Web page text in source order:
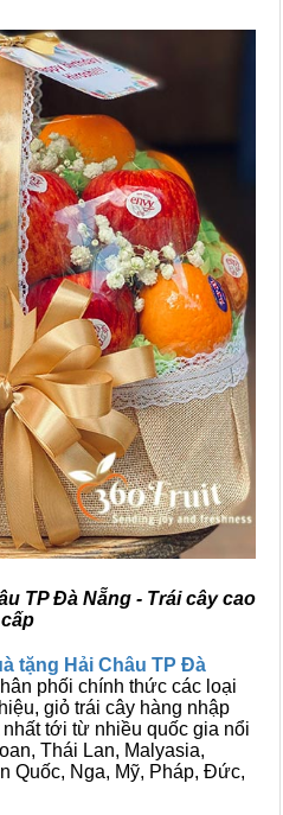
TP Đà Nẵng - Trái cây cao
cấp
tặng Hải Châu TP Đà
phối chính thức các loại
giỏ trái cây hàng nhập
tới từ nhiều quốc gia nổi
Thái Lan, Malyasia,
Quốc, Nga, Mỹ, Pháp, Đức,